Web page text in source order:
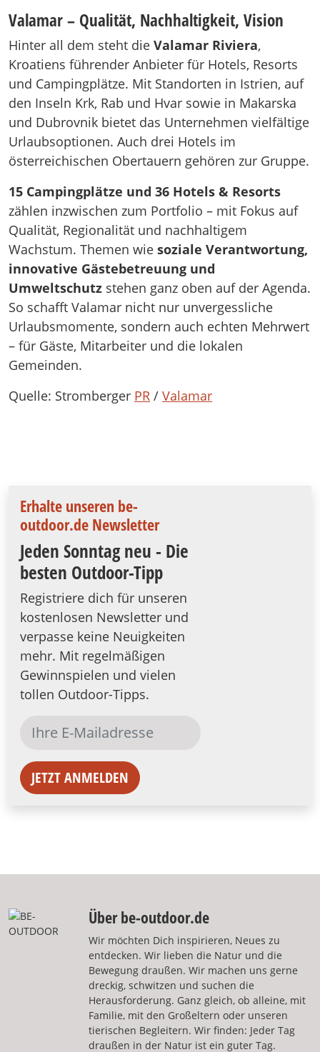
Valamar – Qualität, Nachhaltigkeit, Vision
Hinter all dem steht die Valamar Riviera,
Kroatiens führender Anbieter für Hotels, Resorts
und Campingplätze. Mit Standorten in Istrien, auf
den Inseln Krk, Rab und Hvar sowie in Makarska
und Dubrovnik bietet das Unternehmen vielfältige
Urlaubsoptionen. Auch drei Hotels im
österreichischen Obertauern gehören zur Gruppe.
15 Campingplätze und 36 Hotels & Resorts
zählen inzwischen zum Portfolio – mit Fokus auf
Qualität, Regionalität und nachhaltigem
Wachstum. Themen wie soziale Verantwortung,
innovative Gästebetreuung und
Umweltschutz stehen ganz oben auf der Agenda.
So schafft Valamar nicht nur unvergessliche
Urlaubsmomente, sondern auch echten Mehrwert
– für Gäste, Mitarbeiter und die lokalen
Gemeinden.
Quelle: Stromberger PR / Valamar
Erhalte unseren be-
outdoor.de Newsletter
Jeden Sonntag neu - Die
besten Outdoor-Tipp
Registriere dich für unseren
kostenlosen Newsletter und
verpasse keine Neuigkeiten
mehr. Mit regelmäßigen
Gewinnspielen und vielen
tollen Outdoor-Tipps.
JETZT ANMELDEN
Über be-outdoor.de
Wir möchten Dich inspirieren, Neues zu
entdecken. Wir lieben die Natur und die
Bewegung draußen. Wir machen uns gerne
dreckig, schwitzen und suchen die
Herausforderung. Ganz gleich, ob alleine, mit
Familie, mit den Großeltern oder unseren
tierischen Begleitern. Wir finden: Jeder Tag
draußen in der Natur ist ein guter Tag.